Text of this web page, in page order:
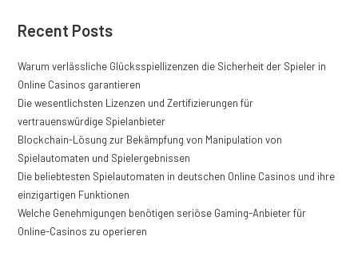
Recent Posts
Warum verlässliche Glücksspiellizenzen die Sicherheit der Spieler in
Online Casinos garantieren
Die wesentlichsten Lizenzen und Zertifizierungen für
vertrauenswürdige Spielanbieter
Blockchain-Lösung zur Bekämpfung von Manipulation von
Spielautomaten und Spielergebnissen
Die beliebtesten Spielautomaten in deutschen Online Casinos und ihre
einzigartigen Funktionen
Welche Genehmigungen benötigen seriöse Gaming-Anbieter für
Online-Casinos zu operieren